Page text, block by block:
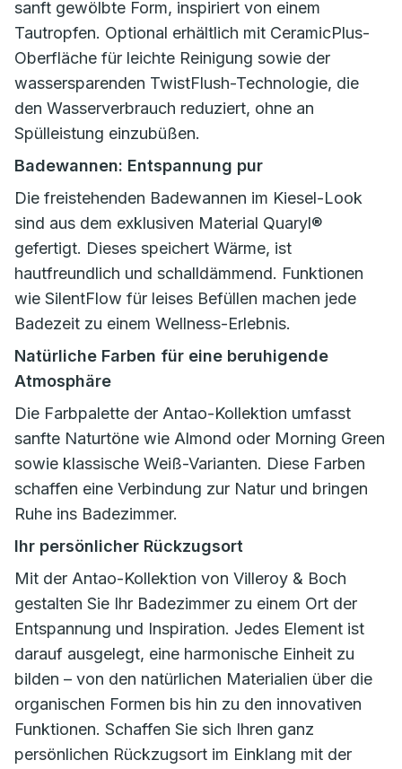
sanft gewölbte Form, inspiriert von einem
Tautropfen. Optional erhältlich mit CeramicPlus-
Oberfläche für leichte Reinigung sowie der
wassersparenden TwistFlush-Technologie, die
den Wasserverbrauch reduziert, ohne an
Spülleistung einzubüßen.
Badewannen: Entspannung pur
Die freistehenden Badewannen im Kiesel-Look
sind aus dem exklusiven Material Quaryl®
gefertigt. Dieses speichert Wärme, ist
hautfreundlich und schalldämmend. Funktionen
wie SilentFlow für leises Befüllen machen jede
Badezeit zu einem Wellness-Erlebnis.
Natürliche Farben für eine beruhigende
Atmosphäre
Die Farbpalette der Antao-Kollektion umfasst
sanfte Naturtöne wie Almond oder Morning Green
sowie klassische Weiß-Varianten. Diese Farben
schaffen eine Verbindung zur Natur und bringen
Ruhe ins Badezimmer.
Ihr persönlicher Rückzugsort
Mit der Antao-Kollektion von Villeroy & Boch
gestalten Sie Ihr Badezimmer zu einem Ort der
Entspannung und Inspiration. Jedes Element ist
darauf ausgelegt, eine harmonische Einheit zu
bilden – von den natürlichen Materialien über die
organischen Formen bis hin zu den innovativen
Funktionen. Schaffen Sie sich Ihren ganz
persönlichen Rückzugsort im Einklang mit der